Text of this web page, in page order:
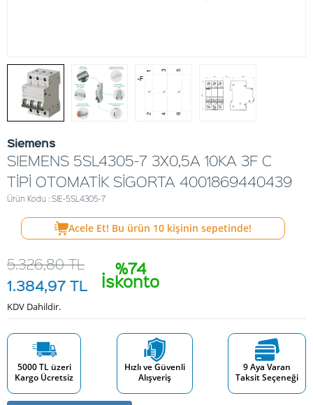
Siemens
SIEMENS 5SL4305-7 3X0,5A 10KA 3F C
TİPİ OTOMATİK SİGORTA 4001869440439
Ürün Kodu : SIE-5SL4305-7
Acele Et! Bu ürün 10 kişinin sepetinde!
%74
İskonto
5.326,80TL
1.384,97 TL
KDV Dahildir.
5000 TL üzeri
Kargo Ücretsiz
Hızlı ve Güvenli
Alışveriş
9 Aya Varan
Taksit Seçeneği